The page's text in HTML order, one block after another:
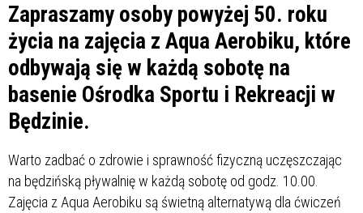
Zapraszamy osoby powyżej 50. roku
życia na zajęcia z Aqua Aerobiku, które
odbywają się w każdą sobotę na
basenie Ośrodka Sportu i Rekreacji w
Będzinie.
Warto zadbać o zdrowie i sprawność fizyczną uczęszczając
na będzińską pływalnię w każdą sobotę od godz. 10.00.
Zajęcia z Aqua Aerobiku są świetną alternatywą dla ćwiczeń